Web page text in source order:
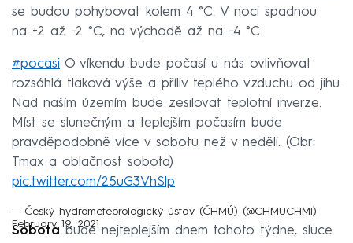
se budou pohybovat kolem 4 °C. V noci spadnou
na +2 až −2 °C, na východě až na −4 °C.
#pocasi O víkendu bude počasí u nás ovlivňovat
rozsáhlá tlaková výše a příliv teplého vzduchu od jihu.
Nad naším územím bude zesilovat teplotní inverze.
Míst se slunečným a teplejším počasím bude
pravděpodobně více v sobotu než v neděli. (Obr:
Tmax a oblačnost sobota)
pic.twitter.com/25uG3VhSlp
— Český hydrometeorologický ústav (ČHMÚ) (@CHMUCHMI)
February 19, 2021
Sobota bude nejteplejším dnem tohoto týdne, sluce